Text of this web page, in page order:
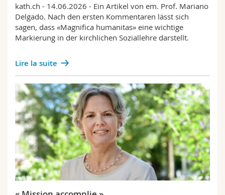
kath.ch - 14.06.2026 - Ein Artikel von em. Prof. Mariano
Delgado. Nach den ersten Kommentaren lässt sich
sagen, dass «Magnifica humanitas» eine wichtige
Markierung in der kirchlichen Soziallehre darstellt.
Lire la suite